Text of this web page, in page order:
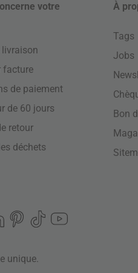
votre
facture
de paiement
de 60 jours
retour
déchets
À
Tags
Jobs
Bon
unique.